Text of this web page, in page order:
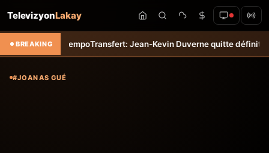
TelevizyonLakay
BREAKING
Haiti-TempoTransfert: Jean-Kevin Duverne quitte
#JOANAS GUÉ